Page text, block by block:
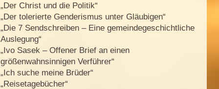
„Der Christ und die Politik“
„Der tolerierte Genderismus unter Gläubigen“
„Die 7 Sendschreiben – Eine gemeindegeschichtliche
Auslegung“
„Ivo Sasek – Offener Brief an einen
größenwahnsinnigen Verführer“
„Ich suche meine Brüder“
„Reisetagebücher“